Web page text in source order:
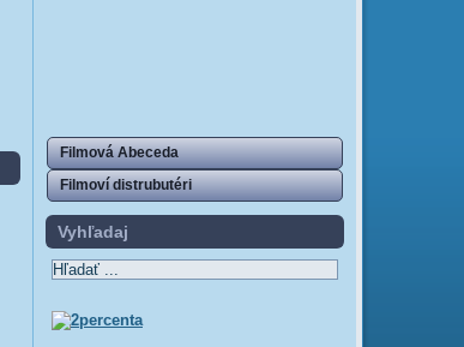
Filmová Abeceda
Filmoví distrubutéri
Vyhľadaj